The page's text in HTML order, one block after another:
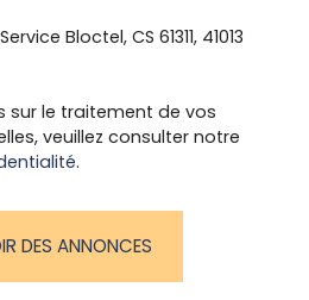
Bloctel, CS 61311, 41013
sur le traitement de vos
veuillez consulter notre
.
DES ANNONCES